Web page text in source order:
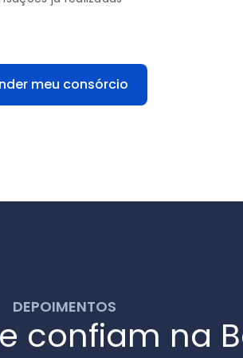
meu consórcio
DEPOIMENTOS
confiam na